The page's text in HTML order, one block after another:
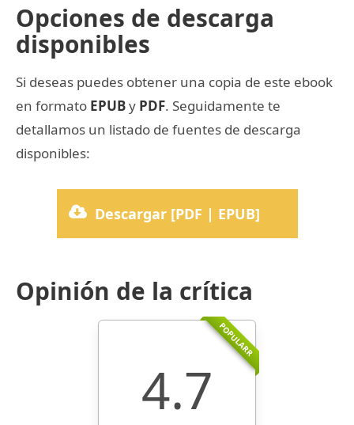
Opciones de descarga
disponibles
Si deseas puedes obtener una copia de este ebook
en formato EPUBy PDF. Seguidamente te
detallamos un listado de fuentes de descarga
disponibles:
Descargar [PDF | EPUB]
Opinión de la crítica
POPULARR
4.7